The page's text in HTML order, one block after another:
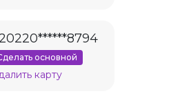
основной
карту